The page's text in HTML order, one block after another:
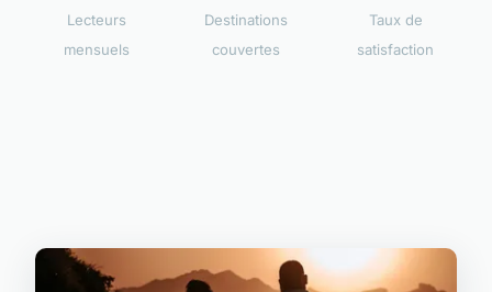
Lecteurs
mensuels
Destinations
couvertes
Taux de
satisfaction